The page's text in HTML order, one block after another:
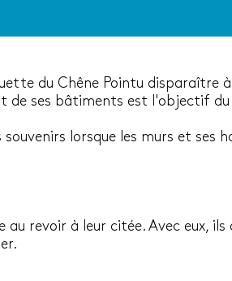
du Chêne Pointu disparaître
de ses bâtiments est l'objectif
souvenirs lorsque les murs et ses
revoir à leur citée. Avec eux, ils